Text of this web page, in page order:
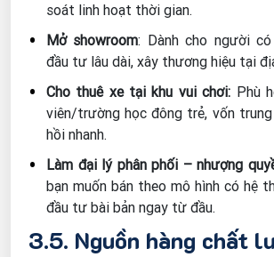
soát linh hoạt thời gian.
Mở showroom: Dành cho người
đầu tư lâu dài, xây thương hiệu tại
Cho thuê xe tại khu vui chơi: Phù
viên/trường học đông trẻ, vốn
hồi nhanh.
Làm đại lý phân phối – nhượng
bạn muốn bán theo mô hình có hệ
đầu tư bài bản ngay từ đầu.
3.5. Nguồn hàng chất